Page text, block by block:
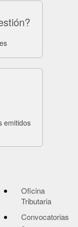
emitidos
Oficina
Tributaria
Convocatorias